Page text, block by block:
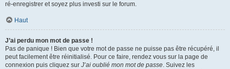
ré-enregistrer et soyez plus investi sur le forum.
Haut
J’ai perdu mon mot de passe !
Pas de panique ! Bien que votre mot de passe ne puisse pas être récupéré, il
peut facilement être réinitialisé. Pour ce faire, rendez vous sur la page de
connexion puis cliquez sur J’ai oublié mon mot de passe. Suivez les